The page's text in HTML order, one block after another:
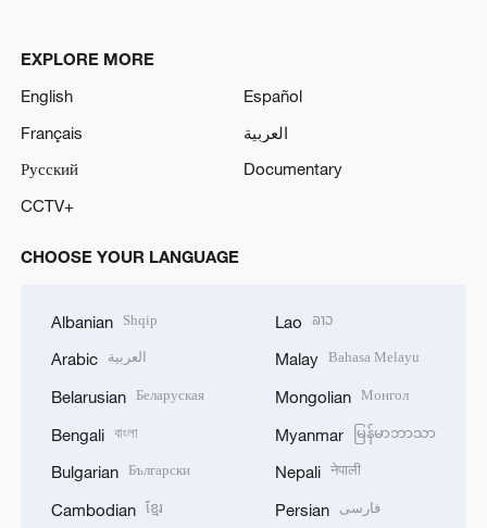
EXPLORE MORE
English
Español
Français
العربية
Русский
Documentary
CCTV+
CHOOSE YOUR LANGUAGE
Albanian Shqip
Arabic العربية
Belarusian Беларуская
Bengali বাংলা
Bulgarian Български
Cambodian ខ្មែរ
Lao ລາວ
Malay Bahasa Melayu
Mongolian Монгол
Myanmar မြန်မာဘာသာ
Nepali नेपाली
Persian فارسی